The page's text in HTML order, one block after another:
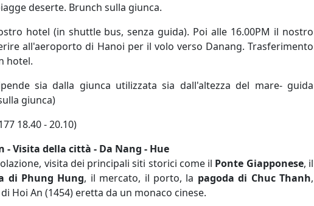
deserte. Brunch sulla giunca.
hotel (in shuttle bus, senza guida). Poi alle 16.00PM il nostro
all'aeroporto di Hanoi per il volo verso Danang. Trasferimento
hotel.
sia dalla giunca utilizzata sia dall'altezza del mare- guida
giunca)
18.40 - 20.10)
- Visita della città - Da Nang - Hue
visita dei principali siti storici come il Ponte Giapponese, il
di Phung Hung, il mercato, il porto, la pagoda di Chuc Thanh,
Hoi An (1454) eretta da un monaco cinese.